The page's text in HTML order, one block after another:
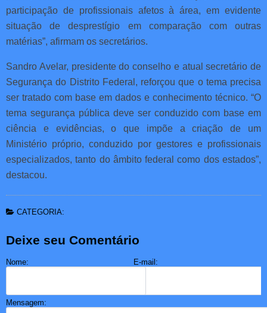
participação de profissionais afetos à área, em evidente
situação de desprestígio em comparação com outras
matérias”, afirmam os secretários.
Sandro Avelar, presidente do conselho e atual secretário de
Segurança do Distrito Federal, reforçou que o tema precisa
ser tratado com base em dados e conhecimento técnico. “O
tema segurança pública deve ser conduzido com base em
ciência e evidências, o que impõe a criação de um
Ministério próprio, conduzido por gestores e profissionais
especializados, tanto do âmbito federal como dos estados”,
destacou.
CATEGORIA:
Deixe seu Comentário
Nome: E-mail:
Mensagem: